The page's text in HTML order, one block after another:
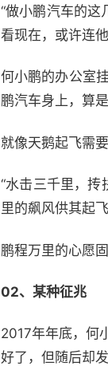
“做小鹏汽车的
看现在，或许连
何小鹏的办公室
鹏汽车身上，算
就像天鹅起飞需
“水击三千里，
里的飙风供其起
鹏程万里的心愿
02、 某种征兆
2017年年底，何
好了，但随后却